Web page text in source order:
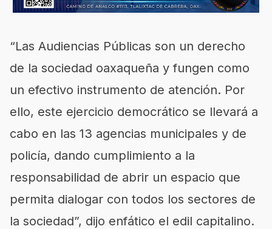
“Las Audiencias Públicas son un derecho
de la sociedad oaxaqueña y fungen como
un efectivo instrumento de atención. Por
ello, este ejercicio democrático se llevará a
cabo en las 13 agencias municipales y de
policía, dando cumplimiento a la
responsabilidad de abrir un espacio que
permita dialogar con todos los sectores de
la sociedad”, dijo enfático el edil capitalino.